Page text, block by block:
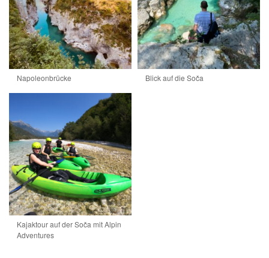
Napoleonbrücke Blick auf die Soča
Kajaktour auf der Soča mit Alpin
Adventures